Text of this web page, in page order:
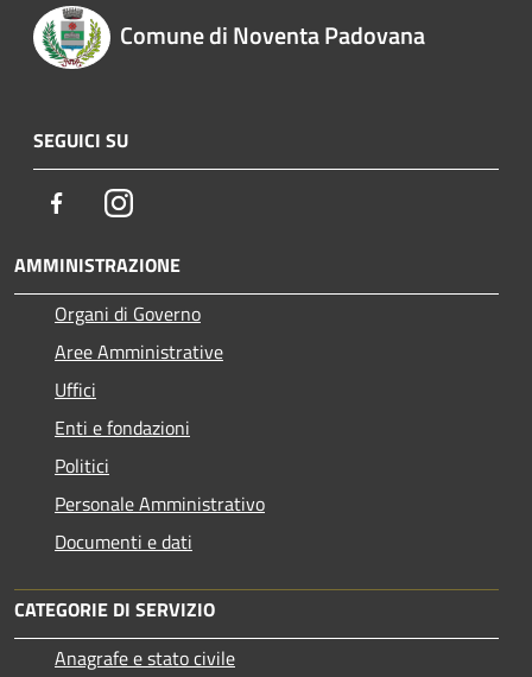
Comune di Noventa Padovana
SEGUICI SU
FacebookInstagram
AMMINISTRAZIONE
Organi di Governo
Aree Amministrative
Uffici
Enti e fondazioni
Politici
Personale Amministrativo
Documenti e dati
CATEGORIE DI SERVIZIO
Anagrafe e stato civile